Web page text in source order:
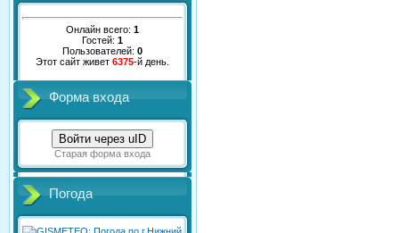
Онлайн всего: 1
Гостей: 1
Пользователей: 0
Этот сайт живет 6375-й день.
Форма входа
Войти через uID
Старая форма входа
Погода